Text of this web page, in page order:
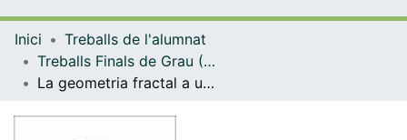
Navega per tot el DD
Inici
Treballs de l'alumnat
Treballs Finals de Grau (TFG) - Matemàtiques
La geometria fractal a una aula de batxillerat